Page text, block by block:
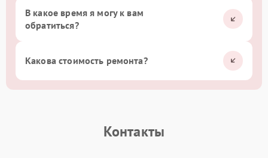
В какое время я могу к вам
обратиться?
Какова стоимость ремонта?
Контакты